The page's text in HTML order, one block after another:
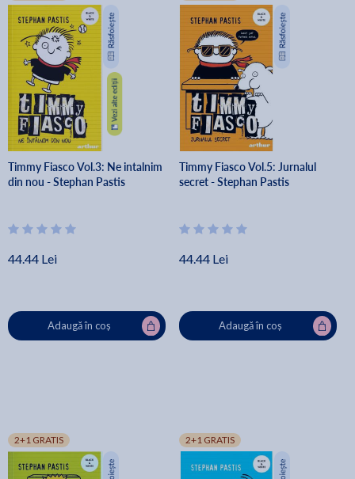
Timmy Fiasco Vol.3: Ne intalnim
din nou - Stephan Pastis
44.44 Lei
Adaugă în coș
Timmy Fiasco Vol.5: Jurnalul
secret - Stephan Pastis
44.44 Lei
Adaugă în coș
2+1 GRATIS 2+1 GRATIS